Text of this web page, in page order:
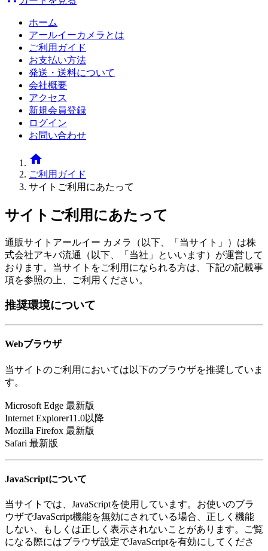
ホーム
アールイーカメラとは
ご利用ガイド
お支払い方法
発送・送料について
会社概要
アクセス
新規会員登録
ログイン
お問い合わせ
home
ご利用ガイド
サイトご利用にあたって
サイトご利用にあたって
通販サイトアールイー カメラ（以下、「当サイト」）は株
式会社アキバ流通（以下、「当社」といいます）が運営して
おります。当サイトをご利用になられる方は、下記の記載事
項を参照の上、ご利用ください。
推奨環境について
Webブラウザ
当サイトのご利用においては以下のブラウザを推奨していま
す。
Microsoft Edge 最新版
Internet Explorer11.0以降
Mozilla Firefox 最新版
Safari 最新版
JavaScriptについて
当サイトでは、JavaScriptを使用しています。お使いのブラ
ウザでJavaScript機能を無効にされている場合、正しく機能
しない、もしくは正しく表示されないことがあります。ご覧
になる際にはブラウザ設定でJavaScriptを有効にしてくださ